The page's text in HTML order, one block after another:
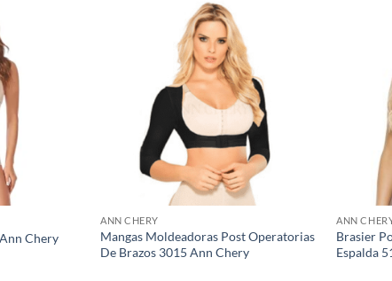
Chery
ANN CHERY
Mangas Moldeadoras Post Operatorias
De Brazos 3015 Ann Chery
ANN
Brasier
Espalda